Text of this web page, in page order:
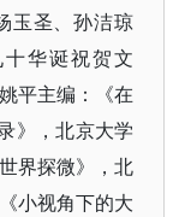
玉圣、孙洁琼
华诞祝贺文
平主编：《在
》，北京大学
界探微》，北
小视角下的大